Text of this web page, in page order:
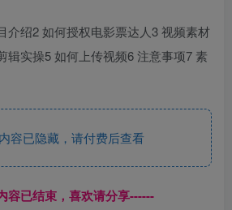
介绍2 如何授权电影票达人3 视频素材
辑实操5 如何上传视频6 注意事项7 素
容已隐藏，请付费后查看
容已结束，喜欢请分享------